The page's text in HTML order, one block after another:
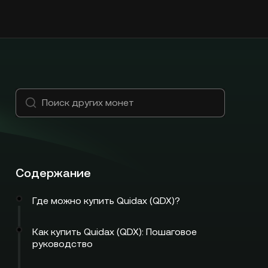
Содержание
Где можно купить Quidax (QDX)?
Как купить Quidax (QDX): Пошаговое
руководство